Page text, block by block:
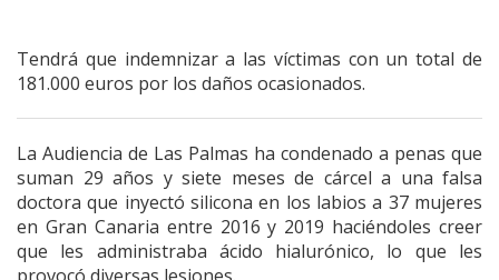
Tendrá que indemnizar a las víctimas con un total de
181.000 euros por los daños ocasionados.
La Audiencia de Las Palmas ha condenado a penas que
suman 29 años y siete meses de cárcel a una falsa
doctora que inyectó silicona en los labios a 37 mujeres
en Gran Canaria entre 2016 y 2019 haciéndoles creer
que les administraba ácido hialurónico, lo que les